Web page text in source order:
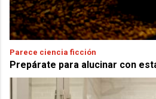
Parece ciencia ficción
Prepárate para alucinar con